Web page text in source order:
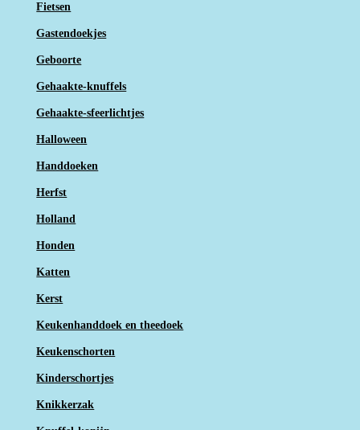
Fietsen
Gastendoekjes
Geboorte
Gehaakte-knuffels
Gehaakte-sfeerlichtjes
Halloween
Handdoeken
Herfst
Holland
Honden
Katten
Kerst
Keukenhanddoek en theedoek
Keukenschorten
Kinderschortjes
Knikkerzak